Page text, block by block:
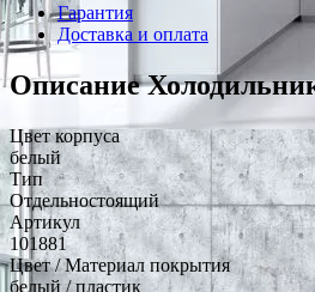
Гарантия
Доставка и оплата
Описание
Цвет корпуса
белый
Тип
Отдельностоящий
Артикул
101881
Цвет / Материал покрытия
белый / пластик